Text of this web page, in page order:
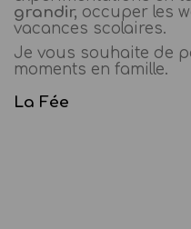
grandir, occuper les
vacances scolaires.
Je vous souhaite de
moments en famille.
La Fée